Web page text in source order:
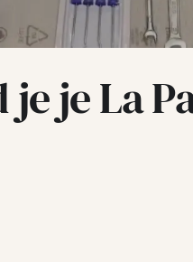
je La